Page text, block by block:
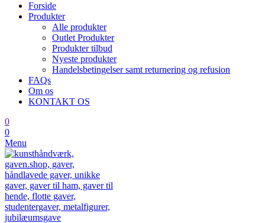
Forside
Produkter
Alle produkter
Outlet Produkter
Produkter tilbud
Nyeste produkter
Handelsbetingelser samt returnering og refusion
FAQs
Om os
KONTAKT OS
0
0
Menu